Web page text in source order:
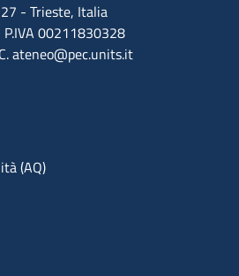
- Trieste, Italia
00211830328
ateneo@pec.units.it
(AQ)